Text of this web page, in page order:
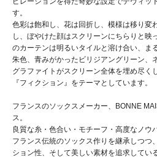
す。
色彩は飽和し、花は回折し、模様は移り変
し、ぼやけた顔はスクリーンにちらりと映
のカーテンは明るいタイルと溶け合い、ま
朱色、青みがかったビリジアングリーン、
グラファイトがスクリーン全体を埋め尽く
『フィクション』をテーマとしています。
フランスのソックスメーカー、BONNE
ス。
良質な糸・色合い・モチーフ・高度なノウ
フランス伝統のソックス作りを継承しつつ
ション性、そして美しい素材を追求してい